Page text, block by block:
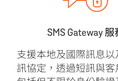
SMS Gateway 服
支援本地及國際訊息以
訊協定，透過短訊與客